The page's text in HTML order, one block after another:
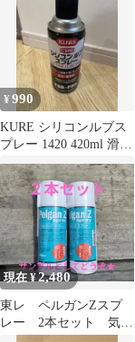
¥990
KURE シリコンルブス
プレー 1420 420ml 滑走
離型剤
現在 ¥2,480
東レ ペルガンZスプ
レー 2本セット 気に